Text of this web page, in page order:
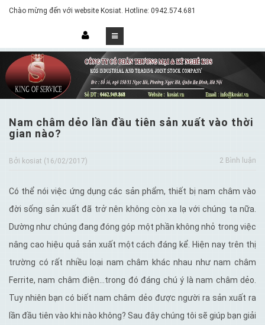
Chào mừng đến với website Kosiat. Hotline: 0942.574.681
Nam châm dẻo lần đầu tiên sản xuất vào thời
gian nào?
Bởi kosiat (16/02/2017) 2 Bình luận
Có thể nói việc ứng dụng các sản phẩm, thiết bị nam châm vào
đời sống sản xuất đã trở nên không còn xa lạ với chúng ta nữa.
Dường như chúng đang đóng góp một phần không nhỏ trong việc
nâng cao hiệu quả sản xuất một cách đáng kể. Hiện nay trên thị
trường có rất nhiều loại nam châm khác nhau như nam châm
Ferrite, nam châm điện…trong đó đáng chú ý là nam châm dẻo.
Tuy nhiên bạn có biết nam châm dẻo được người ra sản xuất ra
lần đầu tiên vào khi nào không? Sau đây chúng tôi sẽ giúp bạn giải